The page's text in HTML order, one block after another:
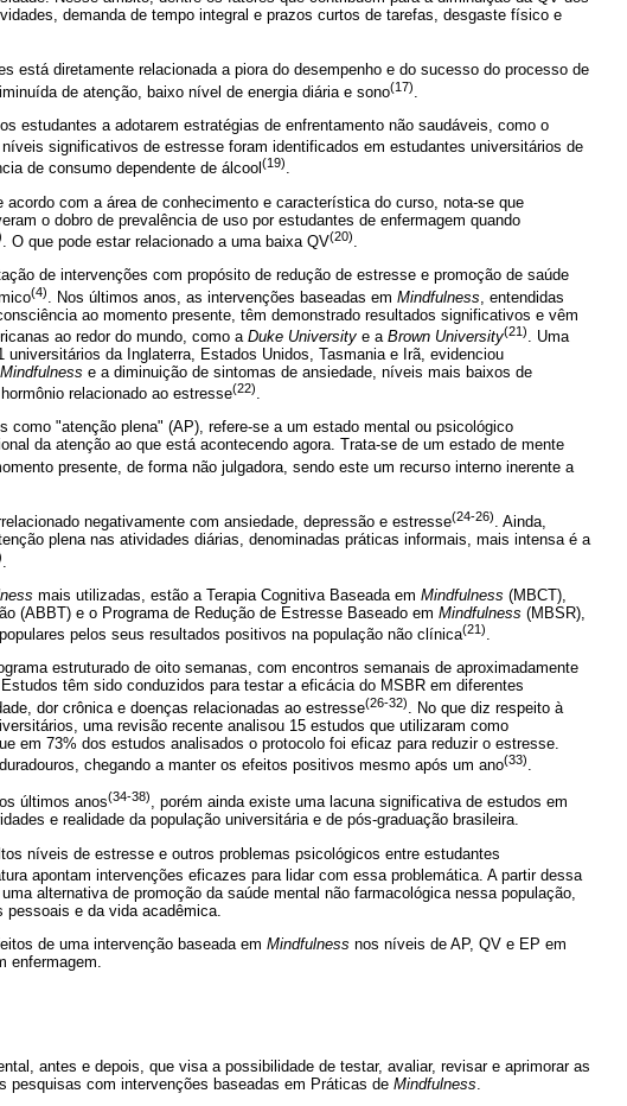
demanda de tempo integral e prazos curtos de tarefas, desgaste físico e
está diretamente relacionada a piora do desempenho e do sucesso do processo de
de atenção, baixo nível de energia diária e sono(17)
estudantes a adotarem estratégias de enfrentamento não saudáveis, como o
significativos de estresse foram identificados em estudantes universitários de
de consumo dependente de álcool (19).
com a área de conhecimento e característica do curso, nota-se que
o dobro de prevalência de uso por estudantes de enfermagem quando
. O que pode estar relacionado a uma baixa QV(20)
de intervenções com propósito de redução de estresse e promoção de saúde
(4) . Nos últimos anos, as intervenções baseadas em Mindfulness , entendidas
ao momento presente, têm demonstrado resultados significativos e vêm
ao redor do mundo, como a Duke University e a Brown University(21)
. Uma
da Inglaterra, Estados Unidos, Tasmania e Irã, evidenciou
Mindfulness e a diminuição de sintomas de ansiedade, níveis mais baixos de
relacionado ao estresse(22).
como "atenção plena" (AP), refere-se a um estado mental ou psicológico
da atenção ao que está acontecendo agora. Trata-se de um estado de mente
presente, de forma não julgadora, sendo este um recurso interno inerente a
negativamente com ansiedade, depressão e estresse(24-26). Ainda,
plena nas atividades diárias, denominadas práticas informais, mais intensa é a
mais utilizadas, estão a Terapia Cognitiva Baseada em Mindfulness (MBCT),
(ABBT) e o Programa de Redução de Estresse Baseado em Mindfulness (MBSR),
pelos seus resultados positivos na população não clínica(21).
estruturado de oito semanas, com encontros semanais de aproximadamente
têm sido conduzidos para testar a eficácia do MSBR em diferentes
dor crônica e doenças relacionadas ao estresse(26-32)
. No que diz respeito à
uma revisão recente analisou 15 estudos que utilizaram como
em 73% dos estudos analisados o protocolo foi eficaz para reduzir o estresse.
chegando a manter os efeitos positivos mesmo após um ano(33)
últimos anos(34-38), porém ainda existe uma lacuna significativa de estudos em
e realidade da população universitária e de pós-graduação brasileira.
níveis de estresse e outros problemas psicológicos entre estudantes
apontam intervenções eficazes para lidar com essa problemática. A partir dessa
alternativa de promoção da saúde mental não farmacológica nessa população,
e da vida acadêmica.
de uma intervenção baseada em Mindfulness nos níveis de AP, QV e EP em
enfermagem.
antes e depois, que visa a possibilidade de testar, avaliar, revisar e aprimorar as
pesquisas com intervenções baseadas em Práticas de Mindfulness